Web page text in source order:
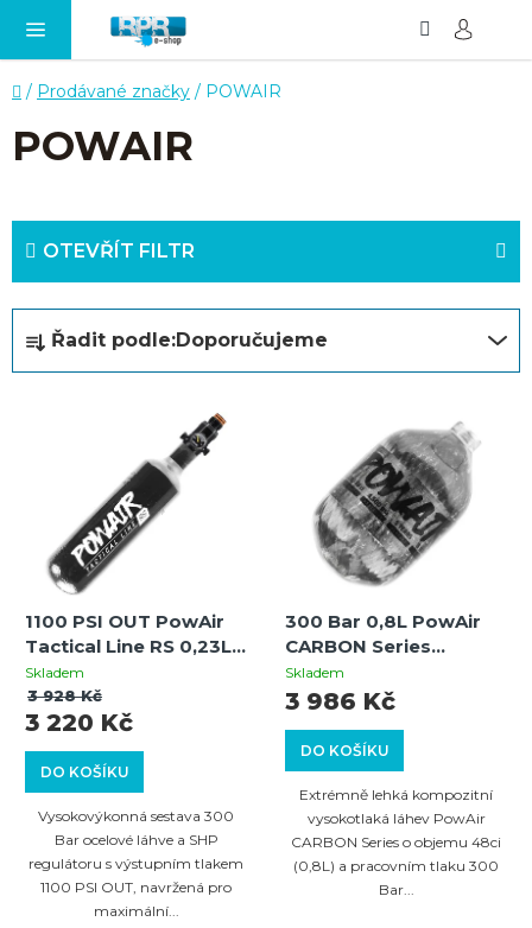
Domů
/ Prodávané značky / POWAIR
POWAIR
OTEVŘÍT FILTR
a
o
d
u
k
ů
Řadit podle:Doporučujeme
o
d
u
k
1100 PSI OUT PowAir
Tactical Line RS 0,23L /
15ci HP systém 300
Bar s regulátorem SHP
MaxReg
Skladem
DO KOŠÍKU
3 220 Kč
3 928 Kč
Vysokovýkonná sestava 300
Bar ocelové láhve a SHP
regulátoru s výstupním tlakem
1100 PSI OUT, navržená pro
maximální...
300 Bar 0,8L PowAir
CARBON Series
Paintballová HP láhev
(samostatná)
Skladem
DO KOŠÍKU
3 986 Kč
Extrémně lehká kompozitní
vysokotlaká láhev PowAir
CARBON Series o objemu 48ci
(0,8L) a pracovním tlaku 300
Bar...